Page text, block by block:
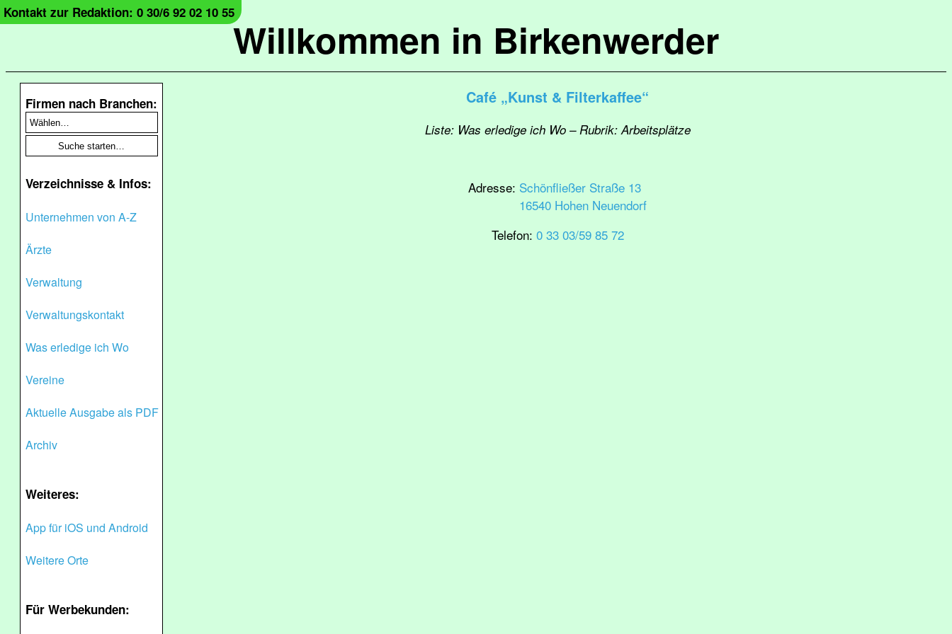
Willkommen in Birkenwerder
Kontakt zur Redaktion: 0 30/6 92 02 10 55
Firmen nach Branchen:
Verzeichnisse & Infos:
Unternehmen von A-Z
Ärzte
Verwaltung
Verwaltungskontakt
Was erledige ich Wo
Vereine
Aktuelle Ausgabe als PDF
Archiv
Weiteres:
App für iOS und Android
Weitere Orte
Für Werbekunden:
Café „Kunst & Filterkaffee“
Liste: Was erledige ich Wo – Rubrik: Arbeitsplätze
Adresse: Schönfließer Straße 13
16540 Hohen Neuendorf
Telefon: 0 33 03/59 85 72